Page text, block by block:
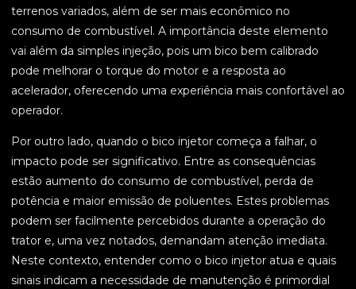
terrenos variados, além de ser mais econômico no
consumo de combustível. A importância deste elemento
vai além da simples injeção, pois um bico bem calibrado
pode melhorar o torque do motor e a resposta ao
acelerador, oferecendo uma experiência mais confortável ao
operador.
Por outro lado, quando o bico injetor começa a falhar, o
impacto pode ser significativo. Entre as consequências
estão aumento do consumo de combustível, perda de
potência e maior emissão de poluentes. Estes problemas
podem ser facilmente percebidos durante a operação do
trator e, uma vez notados, demandam atenção imediata.
Neste contexto, entender como o bico injetor atua e quais
sinais indicam a necessidade de manutenção é primordial